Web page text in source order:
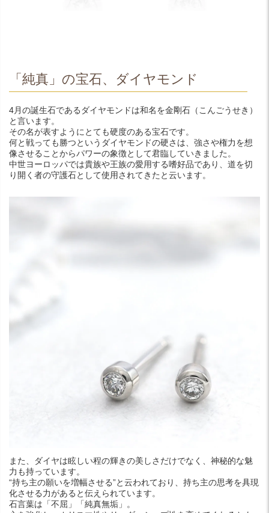
「純真」の宝石、ダイヤモンド
4月の誕生石であるダイヤモンドは和名を金剛石（こんごうせき）
と言います。
その名が表すようにとても硬度のある宝石です。
何と戦っても勝つというダイヤモンドの硬さは、強さや権力を想
像させることからパワーの象徴として君臨していきました。
中世ヨーロッパでは貴族や王族の愛用する嗜好品であり、道を切
り開く者の守護石として使用されてきたと云います。
また、ダイヤは眩しい程の輝きの美しさだけでなく、神秘的な魅
力も持っています。
“持ち主の願いを増幅させる”と云われており、持ち主の思考を具現
化させる力があると伝えられています。
石言葉は「不屈」「純真無垢」。